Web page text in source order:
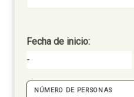
Fecha de inicio:
-
NÚMERO DE PERSONAS